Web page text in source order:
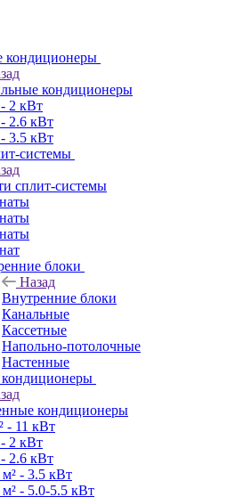
кондиционеры
кондиционеры
2 кВт
2.6 кВт
3.5 кВт
системы
сплит-системы
блоки
Назад
Внутренние блоки
Канальные
Кассетные
Напольно-потолочные
Настенные
кондиционеры
- 11 кВт
2 кВт
2.6 кВт
- 3.5 кВт
м² - 5.0-5.5 кВт